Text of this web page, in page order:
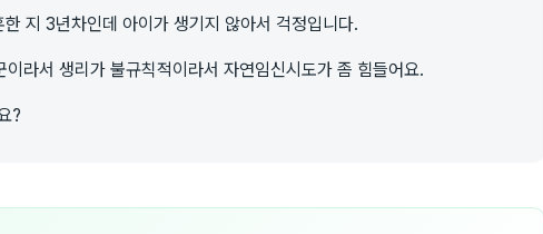
지 3년차인데 아이가 생기지 않아서 걱정입니다.
라서 생리가 불규칙적이라서 자연임신시도가 좀 힘들어요.
?